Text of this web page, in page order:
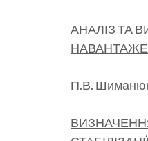
АНАЛІЗ ТА
П.В.